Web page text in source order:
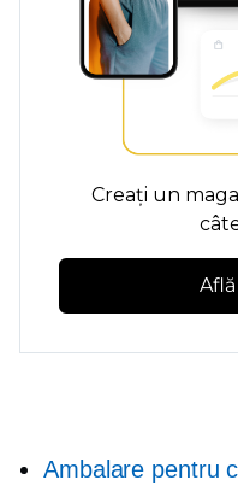
Creați un
Ambalare pentru